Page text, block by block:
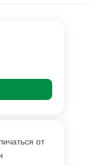
от